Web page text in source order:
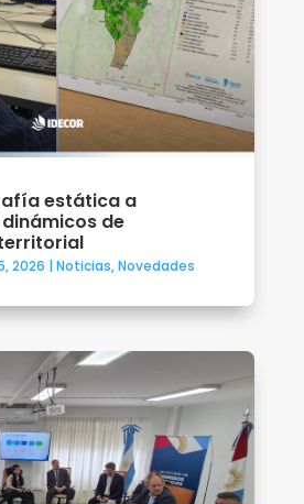
estática a
de
2026 | Noticias,Novedades